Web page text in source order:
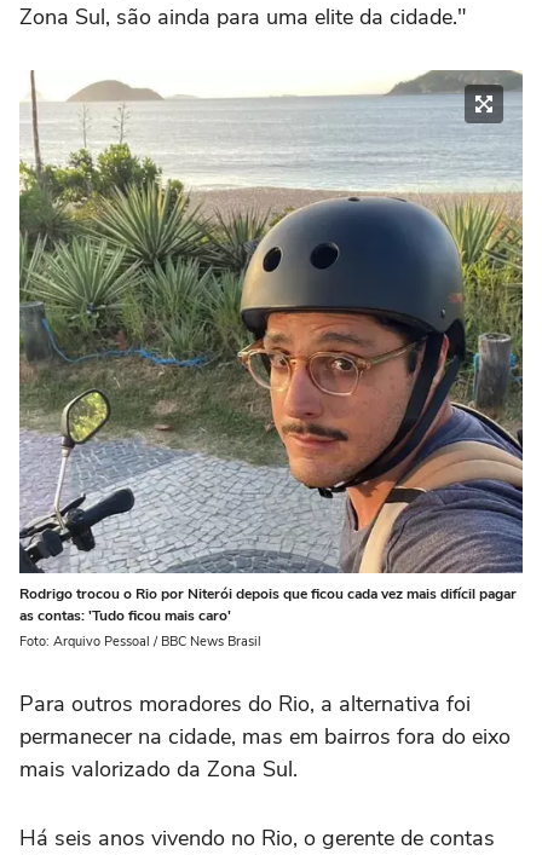
Zona Sul, são ainda para uma elite da cidade."
Rodrigo trocou o Rio por Niterói depois que ficou cada vez mais difícil pagar
as contas: 'Tudo ficou mais caro'
Foto: Arquivo Pessoal / BBC News Brasil
Para outros moradores do Rio, a alternativa foi
permanecer na cidade, mas em bairros fora do eixo
mais valorizado da Zona Sul.
Há seis anos vivendo no Rio, o gerente de contas